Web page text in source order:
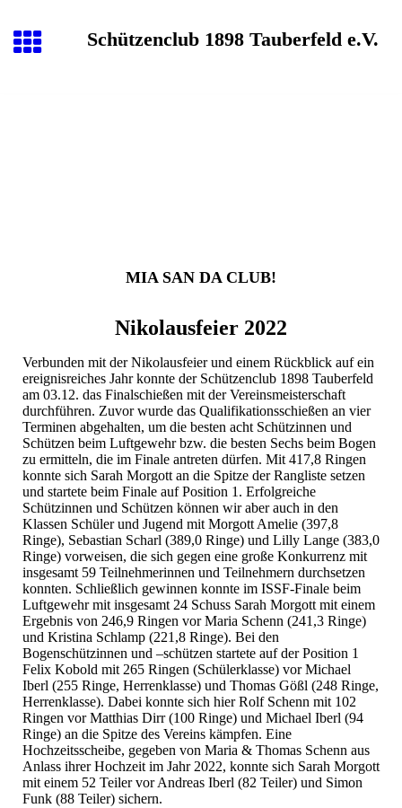
Schützenclub 1898 Tauberfeld e.V.
MIA SAN DA CLUB!
Nikolausfeier 2022
Verbunden mit der Nikolausfeier und einem Rückblick auf ein
ereignisreiches Jahr konnte der Schützenclub 1898 Tauberfeld
am 03.12. das Finalschießen mit der Vereinsmeisterschaft
durchführen. Zuvor wurde das Qualifikationsschießen an vier
Terminen abgehalten, um die besten acht Schützinnen und
Schützen beim Luftgewehr bzw. die besten Sechs beim Bogen
zu ermitteln, die im Finale antreten dürfen. Mit 417,8 Ringen
konnte sich Sarah Morgott an die Spitze der Rangliste setzen
und startete beim Finale auf Position 1. Erfolgreiche
Schützinnen und Schützen können wir aber auch in den
Klassen Schüler und Jugend mit Morgott Amelie (397,8
Ringe), Sebastian Scharl (389,0 Ringe) und Lilly Lange (383,0
Ringe) vorweisen, die sich gegen eine große Konkurrenz mit
insgesamt 59 Teilnehmerinnen und Teilnehmern durchsetzen
konnten. Schließlich gewinnen konnte im ISSF-Finale beim
Luftgewehr mit insgesamt 24 Schuss Sarah Morgott mit einem
Ergebnis von 246,9 Ringen vor Maria Schenn (241,3 Ringe)
und Kristina Schlamp (221,8 Ringe). Bei den
Bogenschützinnen und –schützen startete auf der Position 1
Felix Kobold mit 265 Ringen (Schülerklasse) vor Michael
Iberl (255 Ringe, Herrenklasse) und Thomas Gößl (248 Ringe,
Herrenklasse). Dabei konnte sich hier Rolf Schenn mit 102
Ringen vor Matthias Dirr (100 Ringe) und Michael Iberl (94
Ringe) an die Spitze des Vereins kämpfen. Eine
Hochzeitsscheibe, gegeben von Maria & Thomas Schenn aus
Anlass ihrer Hochzeit im Jahr 2022, konnte sich Sarah Morgott
mit einem 52 Teiler vor Andreas Iberl (82 Teiler) und Simon
Funk (88 Teiler) sichern.